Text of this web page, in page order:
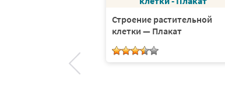
Строение растительной
клетки — Плакат